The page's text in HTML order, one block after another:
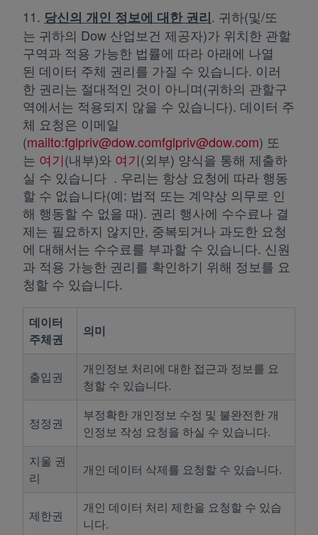
11. 당신의 개인 정보에 대한권리. 귀하(및/또
는 귀하의 Dow 산업보건 제공자)가 위치한 관할
구역과 적용 가능한 법률에 따라 아래에 나열
된 데이터 주체 권리를 가질 수 있습니다. 이러
한 권리는 절대적인 것이 아니며(귀하의 관할구
역에서는 적용되지 않을 수 있습니다). 데이터 주
체 요청은 이메일
(mailto:fglpriv@dow.comfglpriv@dow.com새 탭에서
) 또
는 여기새 탭에서 열림
(내부)와 여기새 탭에서 열림
(외부) 양식을 통해 제출하
실 수 있습니다 . 우리는 항상 요청에 따라 행동
할 수 없습니다(예: 법적 또는 계약상 의무로 인
해 행동할 수 없을 때). 권리 행사에 수수료나 결
제는 필요하지 않지만, 중복되거나 과도한 요청
에 대해서는 수수료를 부과할 수 있습니다. 신원
과 적용 가능한 권리를 확인하기 위해 정보를 요
청할 수 있습니다.
데이터
주체권
의미
출입권
개인정보 처리에 대한 접근과 정보를 요
청할 수 있습니다.
정정권
부정확한 개인정보 수정 및 불완전한 개
인정보 작성 요청을 하실 수 있습니다.
지울 권
리
개인 데이터 삭제를 요청할 수 있습니다.
제한권
개인 데이터 처리 제한을 요청할 수 있습
니다.